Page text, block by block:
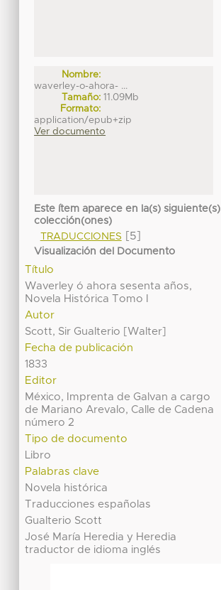
Nombre:
waverley-o-ahora- ...
Tamaño: 11.09Mb
Formato:
application/epub+zip
Ver documento
Este ítem aparece en la(s) siguiente(s)
colección(ones)
TRADUCCIONES [5]
Visualización del Documento
Título
Waverley ó ahora sesenta años,
Novela Histórica Tomo I
Autor
Scott, Sir Gualterio [Walter]
Fecha de publicación
1833
Editor
México, Imprenta de Galvan a cargo
de Mariano Arevalo, Calle de Cadena
número 2
Tipo de documento
Libro
Palabras clave
Novela histórica
Traducciones españolas
Gualterio Scott
José María Heredia y Heredia
traductor de idioma inglés